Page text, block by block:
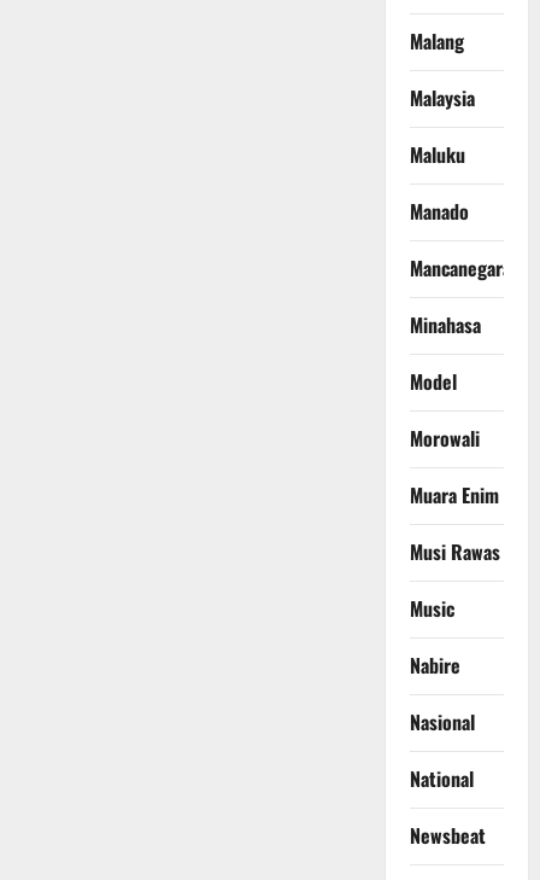
Malang
Malaysia
Maluku
Manado
Mancanegara
Minahasa
Model
Morowali
Muara Enim
Musi Rawas
Music
Nabire
Nasional
National
Newsbeat